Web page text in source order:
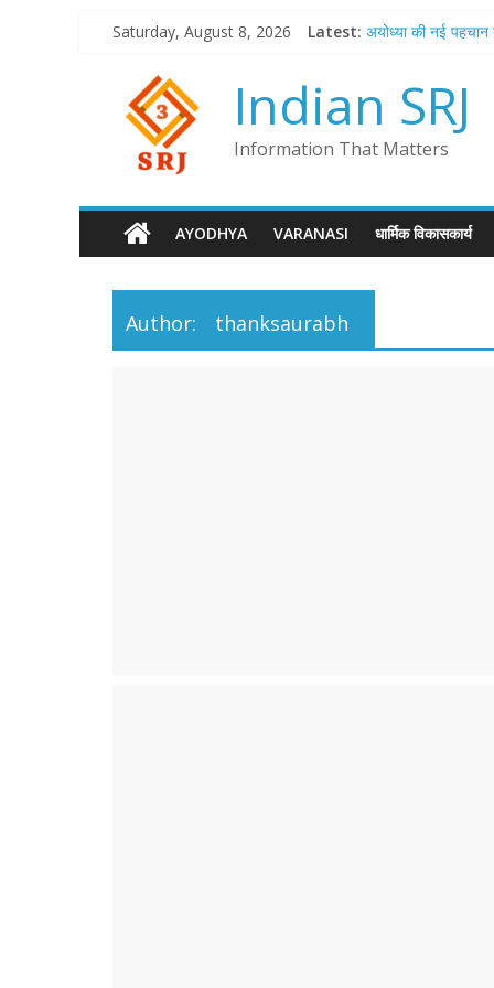
Saturday, August 8, 2026 Latest: अयोध्या की नई
अब कशी की बदलेगी
प्रयागराज का
Indian SRJ
Information That Matters
AYODHYA VARANASI धार्मिक विकासकार्य
Author: thanksaurabh